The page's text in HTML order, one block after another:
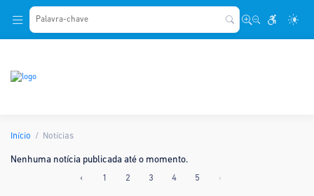
Início Notícias
Nenhuma notícia publicada até o momento.
‹
1 2 3 4 5 ›